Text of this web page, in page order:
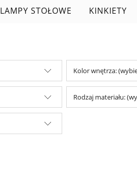
LAMPY STOŁOWE KINKIETY
Kolor wnętrza:
Rodzaj materiału: